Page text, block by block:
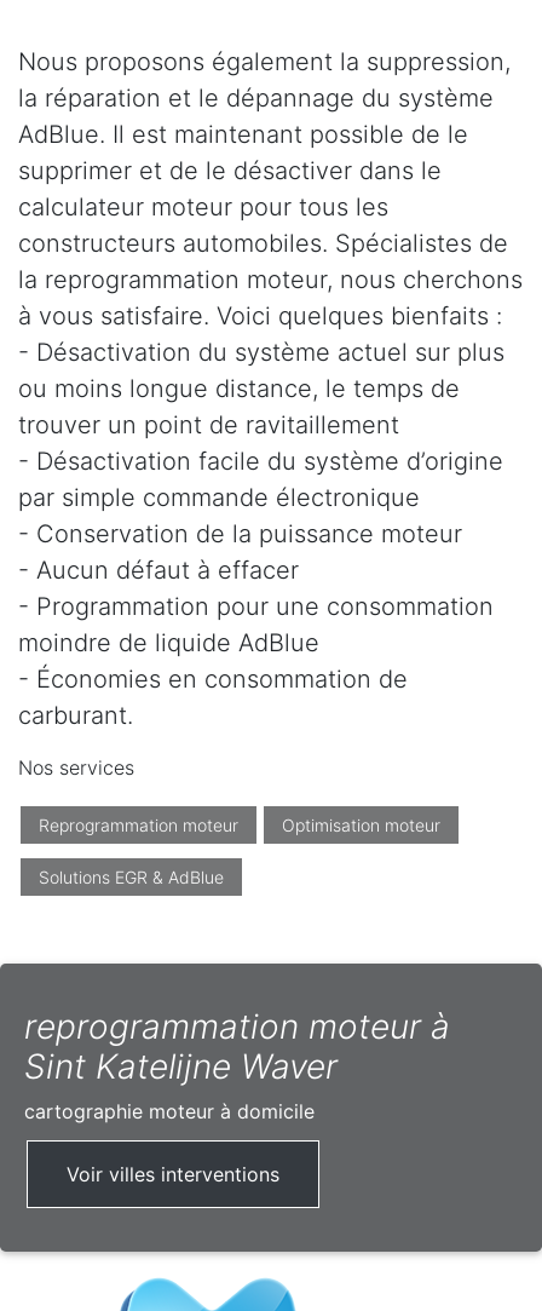
Nous proposons également la suppression,
la réparation et le dépannage du système
AdBlue. Il est maintenant possible de le
supprimer et de le désactiver dans le
calculateur moteur pour tous les
constructeurs automobiles. Spécialistes de
la reprogrammation moteur, nous cherchons
à vous satisfaire. Voici quelques bienfaits :
- Désactivation du système actuel sur plus
ou moins longue distance, le temps de
trouver un point de ravitaillement
- Désactivation facile du système d’origine
par simple commande électronique
- Conservation de la puissance moteur
- Aucun défaut à effacer
- Programmation pour une consommation
moindre de liquide AdBlue
- Économies en consommation de
carburant.
Nos services
Reprogrammation moteur Optimisation moteur
Solutions EGR & AdBlue
reprogrammation moteur à
Sint Katelijne Waver
cartographie moteur à domicile
Voir villes interventions